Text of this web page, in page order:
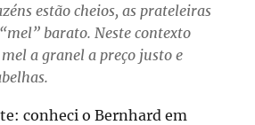
estão cheios, as prateleiras
barato. Neste contexto
a granel a preço justo e
conheci o Bernhard em